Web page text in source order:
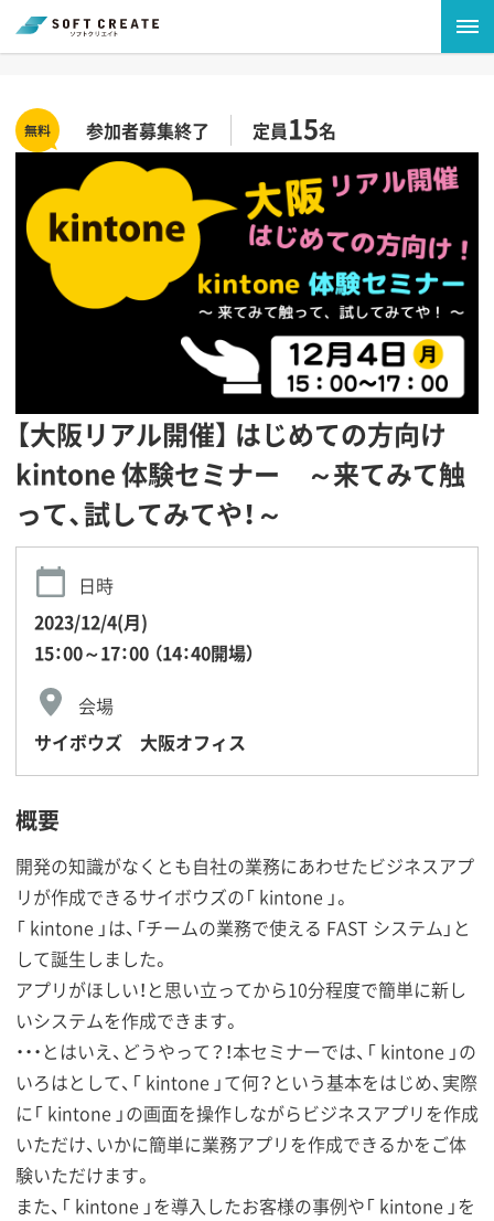
参加者募集終了 定員15名
【大阪リアル開催】 はじめての方向け
kintone 体験セミナー ～来てみて触
って、試してみてや！～
日時
2023/12/4(月)
15：00～17：00 （14：40開場）
会場
サイボウズ 大阪オフィス
概要
開発の知識がなくとも自社の業務にあわせたビジネスアプ
リが作成できるサイボウズの「 kintone 」。
「 kintone 」は、「チームの業務で使える FAST システム」と
して誕生しました。
アプリがほしい！と思い立ってから10分程度で簡単に新し
いシステムを作成できます。
・・・とはいえ、どうやって？！本セミナーでは、「 kintone 」の
いろはとして、「 kintone 」て何？という基本をはじめ、実際
に「 kintone 」の画面を操作しながらビジネスアプリを作成
いただけ、いかに簡単に業務アプリを作成できるかをご体
験いただけます。
また、「 kintone 」を導入したお客様の事例や「 kintone 」を